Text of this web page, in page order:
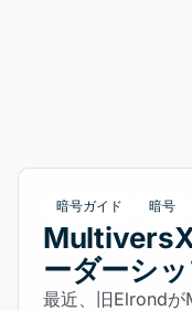
暗号ガイド 暗号
MultiversX
ーダーシ
最近、旧Elrondが